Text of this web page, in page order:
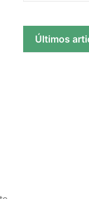
Últimos